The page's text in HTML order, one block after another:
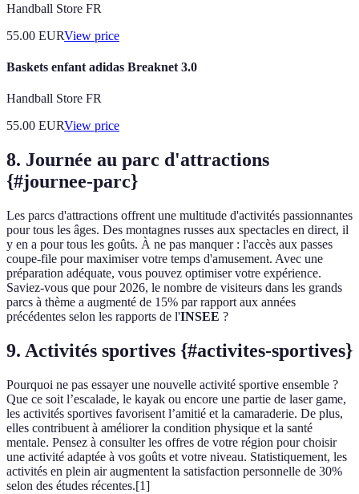
Handball Store FR
55.00 EURView price
Baskets enfant adidas Breaknet 3.0
Handball Store FR
55.00 EURView price
8. Journée au parc d'attractions
{#journee-parc}
Les parcs d'attractions offrent une multitude d'activités passionnantes
pour tous les âges. Des montagnes russes aux spectacles en direct, il
y en a pour tous les goûts. À ne pas manquer : l'accès aux passes
coupe-file pour maximiser votre temps d'amusement. Avec une
préparation adéquate, vous pouvez optimiser votre expérience.
Saviez-vous que pour 2026, le nombre de visiteurs dans les grands
parcs à thème a augmenté de 15% par rapport aux années
précédentes selon les rapports de l'INSEE ?
9. Activités sportives {#activites-sportives}
Pourquoi ne pas essayer une nouvelle activité sportive ensemble ?
Que ce soit l’escalade, le kayak ou encore une partie de laser game,
les activités sportives favorisent l’amitié et la camaraderie. De plus,
elles contribuent à améliorer la condition physique et la santé
mentale. Pensez à consulter les offres de votre région pour choisir
une activité adaptée à vos goûts et votre niveau. Statistiquement, les
activités en plein air augmentent la satisfaction personnelle de 30%
selon des études récentes.[1]